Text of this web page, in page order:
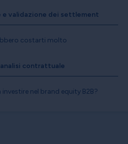
validazione dei settlement
costarti molto
contrattuale
nel brand equity B2B?